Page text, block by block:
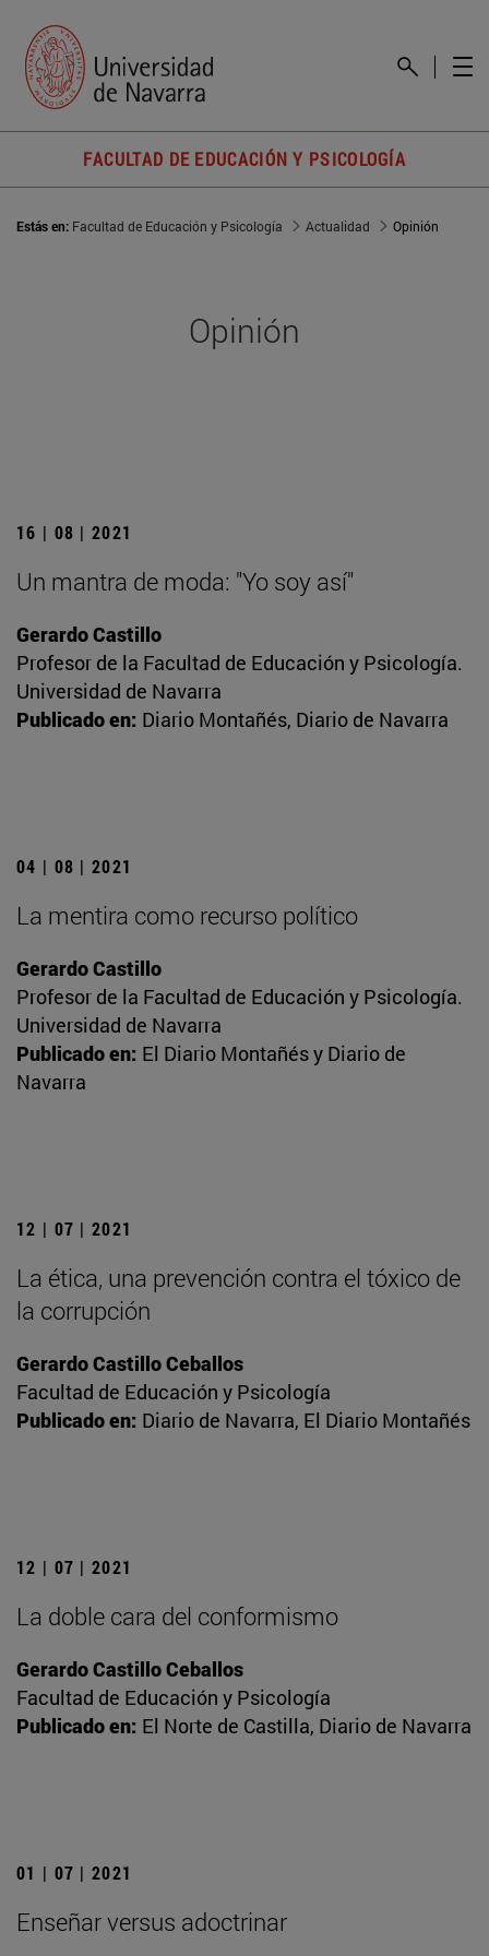
FACULTAD DE EDUCACIÓN Y PSICOLOGÍA
Estás en: Facultad de Educación y Psicología Actualidad Opinión
Opinión
16 | 08 | 2021
Un mantra de moda: "Yo soy así"
Gerardo Castillo
Profesor de la Facultad de Educación y Psicología.
Universidad de Navarra
Publicado en: Diario Montañés, Diario de Navarra
04 | 08 | 2021
La mentira como recurso político
Gerardo Castillo
Profesor de la Facultad de Educación y Psicología.
Universidad de Navarra
Publicado en: El Diario Montañés y Diario de
Navarra
12 | 07 | 2021
La ética, una prevención contra el tóxico de
la corrupción
Gerardo Castillo Ceballos
Facultad de Educación y Psicología
Publicado en: Diario de Navarra, El Diario Montañés
12 | 07 | 2021
La doble cara del conformismo
Gerardo Castillo Ceballos
Facultad de Educación y Psicología
Publicado en: El Norte de Castilla, Diario de Navarra
01 | 07 | 2021
Enseñar versus adoctrinar